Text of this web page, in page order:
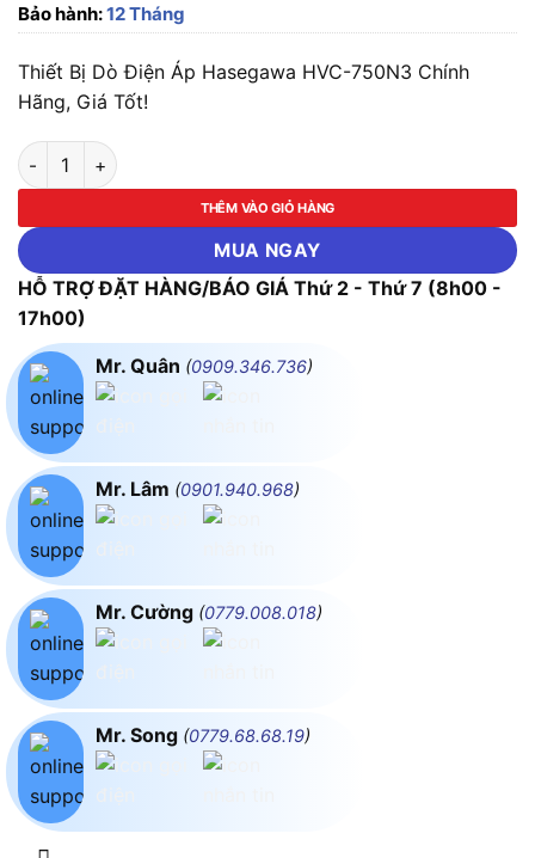
Bảo hành:12 Tháng
Thiết Bị Dò Điện Áp Hasegawa HVC-750N3 Chính
Hãng, Giá Tốt!
Thiết Bị Dò Điện Áp Hasegawa HVC-750N3 số lượng
THÊM VÀO GIỎ HÀNG
MUA NGAY
HỖ TRỢ ĐẶT HÀNG/BÁO GIÁ Thứ 2 - Thứ 7 (8h00 -
17h00)
Mr. Quân (0909.346.736)
Mr. Lâm (0901.940.968)
Mr. Cường (0779.008.018)
Mr. Song (0779.68.68.19)